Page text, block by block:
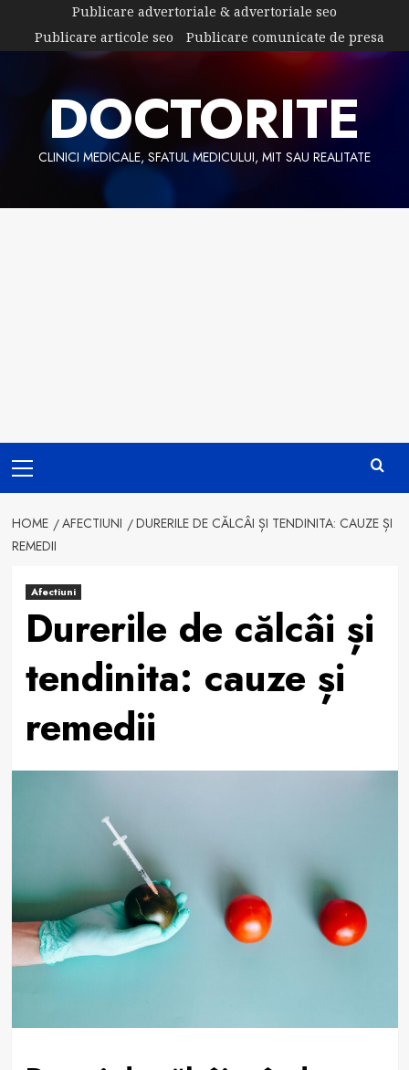
content
Publicare advertoriale & advertoriale seo
Publicare articole seo
Publicare comunicate de presa
DOCTORITE
CLINICI MEDICALE, SFATUL MEDICULUI, MIT SAU REALITATE
Menu
HOME AFECTIUNI
DURERILE DE CĂLCÂI ȘI TENDINITA: CAUZE ȘI
REMEDII
Afectiuni
Durerile de călcâi și
tendinita: cauze și
remedii